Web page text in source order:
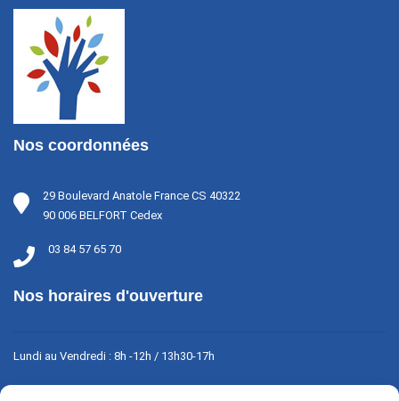
Nos coordonnées
29 Boulevard Anatole France CS 40322
90 006 BELFORT Cedex
03 84 57 65 70
Nos horaires d'ouverture
Lundi au Vendredi : 8h -12h / 13h30-17h
Fermé le week-end